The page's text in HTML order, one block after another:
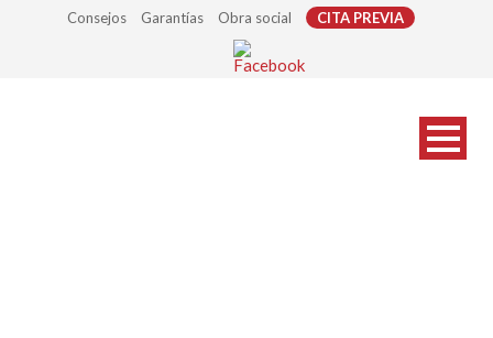
Consejos Garantías Obra social CITA PREVIA